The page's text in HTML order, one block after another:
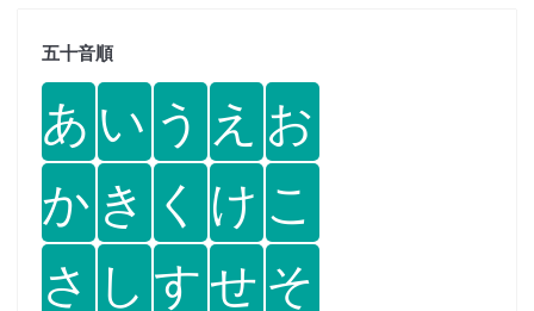
五十音順
あ い う え お
か き く け こ
さ し すせ そ